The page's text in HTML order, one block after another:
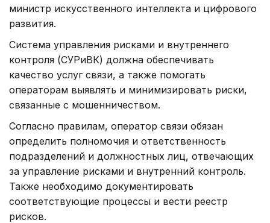
министр искусственного интеллекта и цифрового
развития.
Система управления рисками и внутреннего
контроля (СУРиВК) должна обеспечивать
качество услуг связи, а также помогать
операторам выявлять и минимизировать риски,
связанные с мошенничеством.
Согласно правилам, оператор связи обязан
определить полномочия и ответственность
подразделений и должностных лиц, отвечающих
за управление рисками и внутренний контроль.
Также необходимо документировать
соответствующие процессы и вести реестр
рисков.